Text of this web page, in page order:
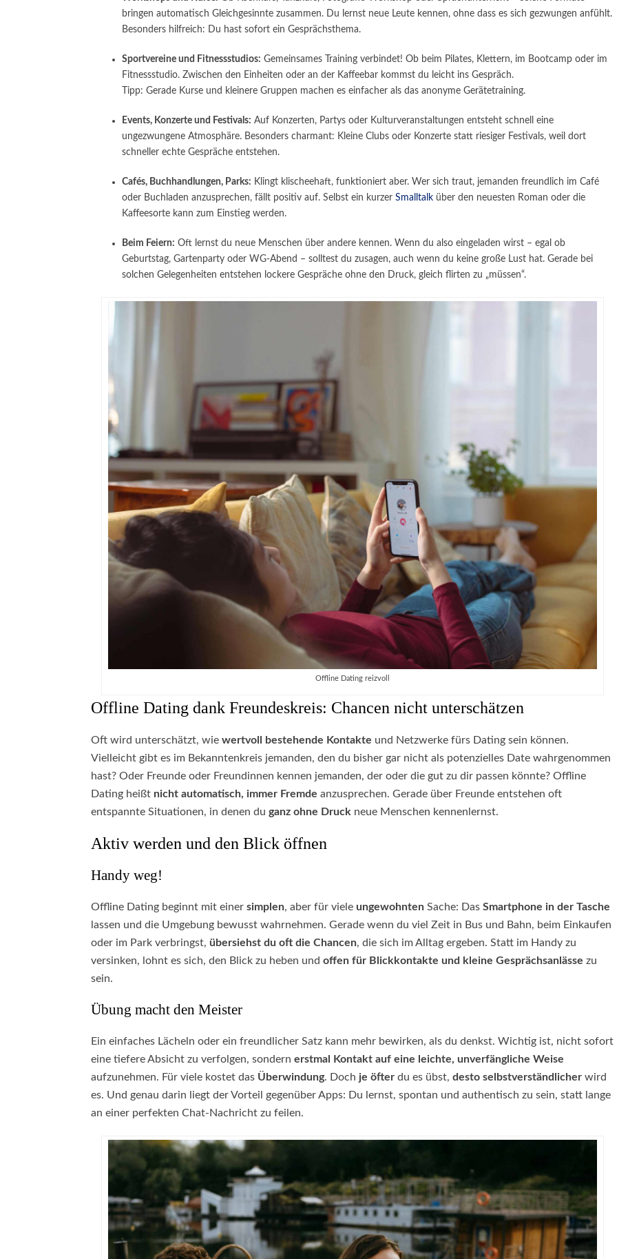
bringen automatisch Gleichgesinnte zusammen. Du lernst neue Leute kennen, ohne dass es sich gezwungen anfühlt.
Besonders hilfreich: Du hast sofort ein Gesprächsthema.
Sportvereine und Fitnessstudios: Gemeinsames Training verbindet! Ob beim Pilates, Klettern, im Bootcamp oder im
Fitnessstudio. Zwischen den Einheiten oder an der Kaffeebar kommst du leicht ins Gespräch.
Tipp: Gerade Kurse und kleinere Gruppen machen es einfacher als das anonyme Gerätetraining.
Events, Konzerte und Festivals: Auf Konzerten, Partys oder Kulturveranstaltungen entsteht schnell eine
ungezwungene Atmosphäre. Besonders charmant: Kleine Clubs oder Konzerte statt riesiger Festivals, weil dort
schneller echte Gespräche entstehen.
Cafés, Buchhandlungen, Parks: Klingt klischeehaft, funktioniert aber. Wer sich traut, jemanden freundlich im Café
oder Buchladen anzusprechen, fällt positiv auf. Selbst ein kurzer Smalltalk über den neuesten Roman oder die
Kaffeesorte kann zum Einstieg werden.
Beim Feiern: Oft lernst du neue Menschen über andere kennen. Wenn du also eingeladen wirst – egal ob
Geburtstag, Gartenparty oder WG-Abend – solltest du zusagen, auch wenn du keine große Lust hat. Gerade bei
solchen Gelegenheiten entstehen lockere Gespräche ohne den Druck, gleich flirten zu „müssen“.
Offline Dating reizvoll
Offline Dating dank Freundeskreis: Chancen nicht unterschätzen
Oft wird unterschätzt, wie wertvoll bestehende Kontakte und Netzwerke fürs Dating sein können.
Vielleicht gibt es im Bekanntenkreis jemanden, den du bisher gar nicht als potenzielles Date wahrgenommen
hast? Oder Freunde oder Freundinnen kennen jemanden, der oder die gut zu dir passen könnte? Offline
Dating heißt nicht automatisch, immer Fremde anzusprechen. Gerade über Freunde entstehen oft
entspannte Situationen, in denen du ganz ohne Druck neue Menschen kennenlernst.
Aktiv werden und den Blick öffnen
Handy weg!
Offline Dating beginnt mit einer simplen, aber für viele ungewohnten Sache: Das Smartphone in der Tasche
lassen und die Umgebung bewusst wahrnehmen. Gerade wenn du viel Zeit in Bus und Bahn, beim Einkaufen
oder im Park verbringst, übersiehst du oft die Chancen, die sich im Alltag ergeben. Statt im Handy zu
versinken, lohnt es sich, den Blick zu heben und offen für Blickkontakte und kleine Gesprächsanlässe zu
sein.
Übung macht den Meister
Ein einfaches Lächeln oder ein freundlicher Satz kann mehr bewirken, als du denkst. Wichtig ist, nicht sofort
eine tiefere Absicht zu verfolgen, sondern erstmal Kontakt auf eine leichte, unverfängliche Weise
aufzunehmen. Für viele kostet das Überwindung. Doch je öfter du es übst, desto selbstverständlicher wird
es. Und genau darin liegt der Vorteil gegenüber Apps: Du lernst, spontan und authentisch zu sein, statt lange
an einer perfekten Chat-Nachricht zu feilen.